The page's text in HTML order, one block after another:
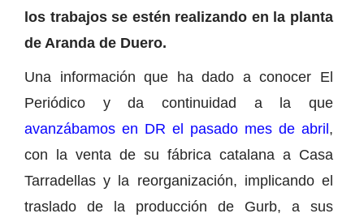
los trabajos se estén realizando en la planta
de Aranda de Duero.
Una información que ha dado a conocer El
Periódico y da continuidad a la que
avanzábamos en DR el pasado mes de abril,
con la venta de su fábrica catalana a Casa
Tarradellas y la reorganización, implicando el
traslado de la producción de Gurb, a sus